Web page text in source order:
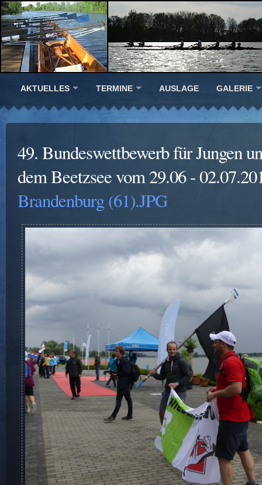
AKTUELLES TERMINE AUSLAGE GALERIE
49. Bundeswettbewerb für Jungen
dem Beetzsee vom 29.06 -
Brandenburg (61).JPG